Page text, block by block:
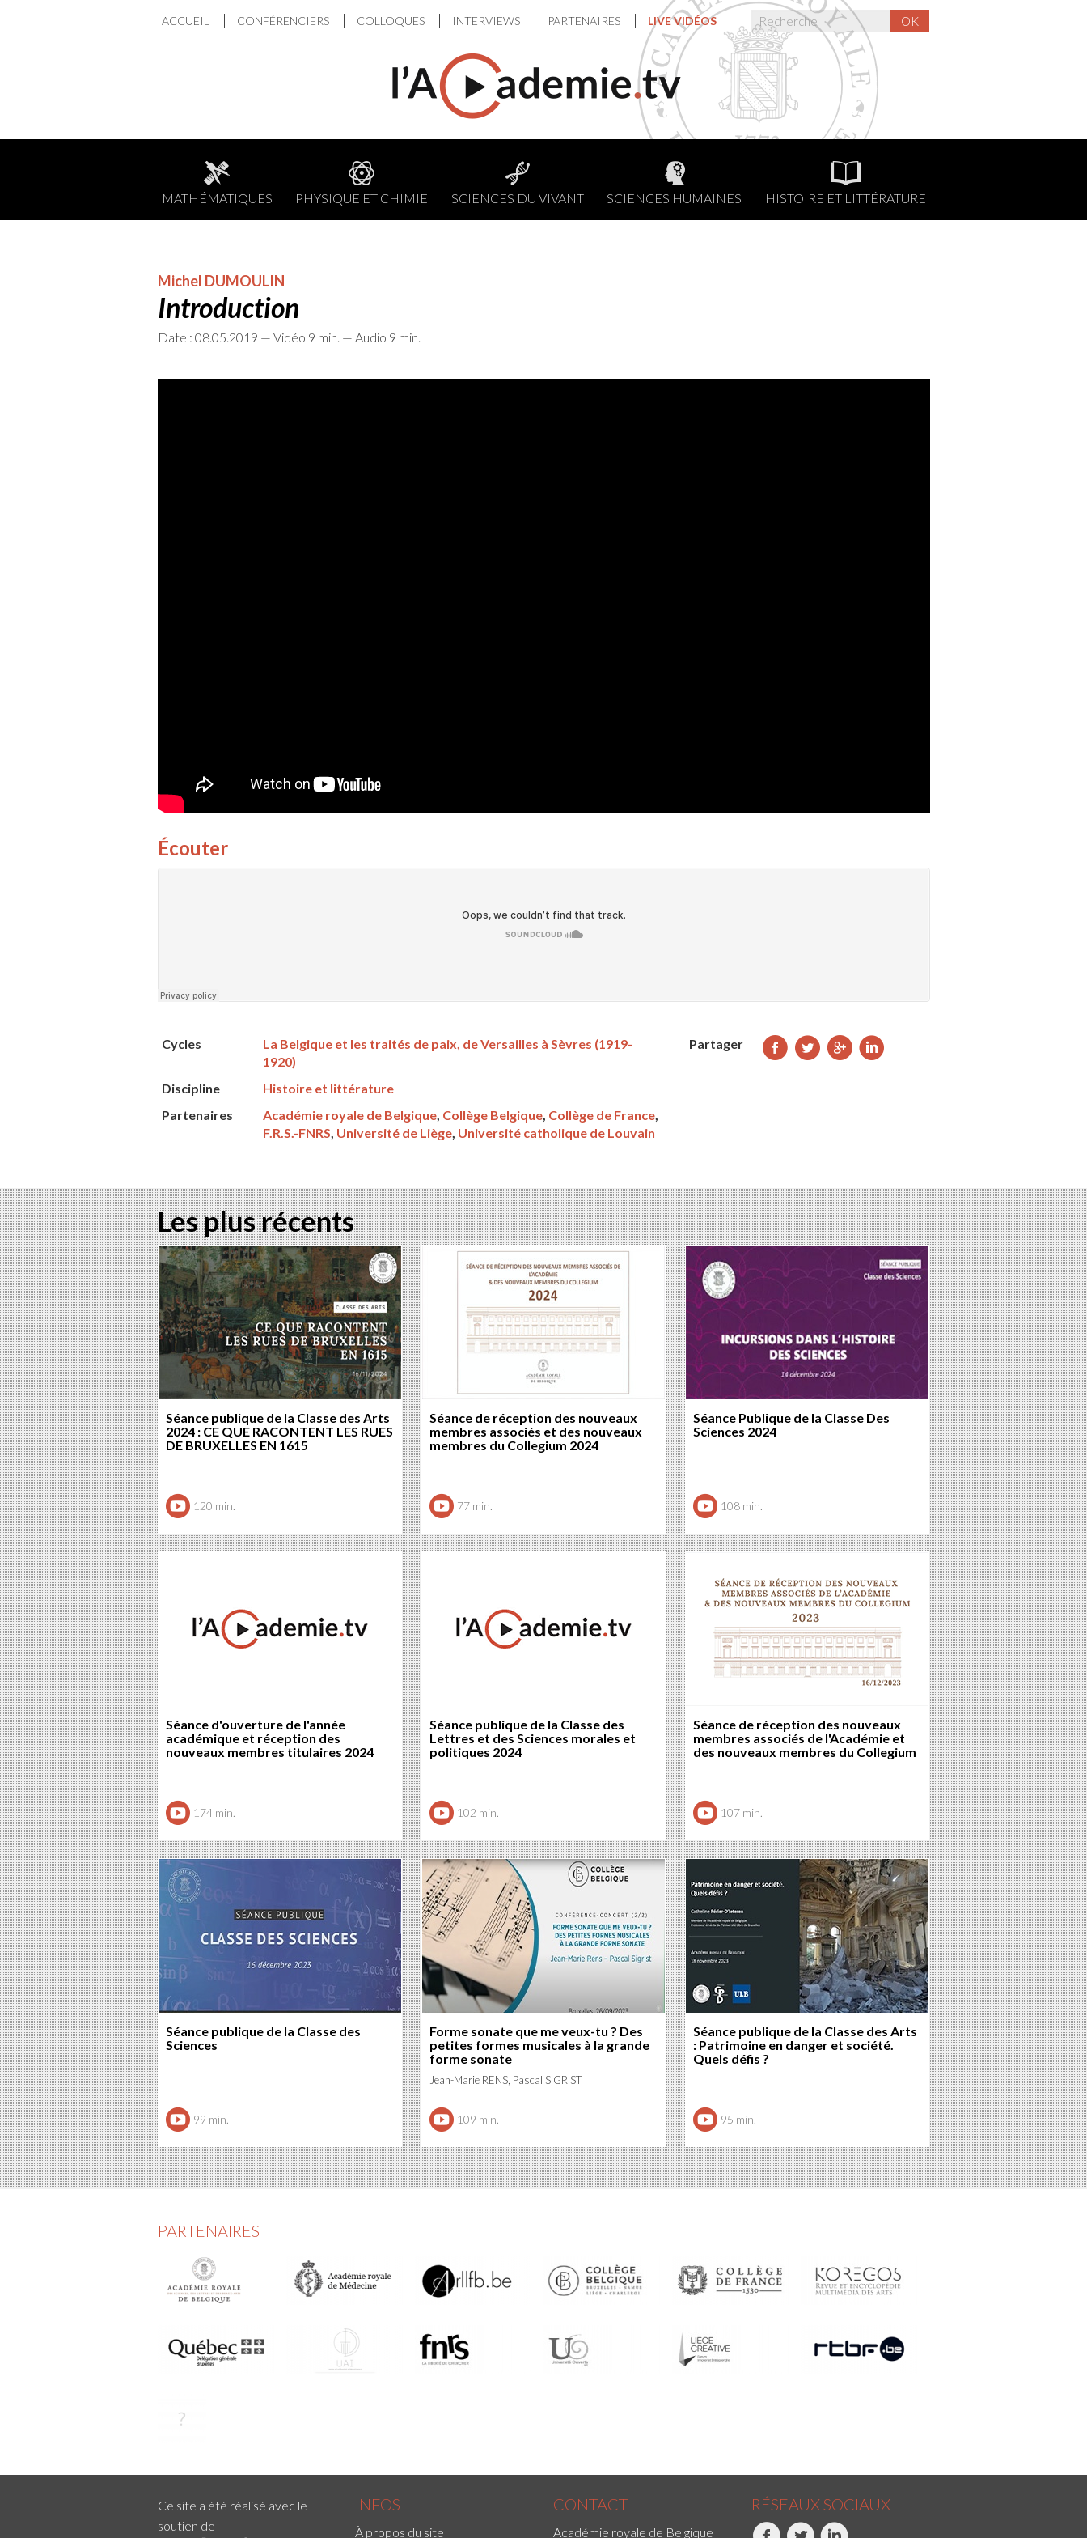
ACCUEIL CONFÉRENCIERS COLLOQUES INTERVIEWS PARTENAIRES LIVE VIDÉOS OK
MATHÉMATIQUES PHYSIQUE ET CHIMIE SCIENCES DU VIVANT SCIENCES HUMAINES HISTOIRE ET LITTÉRATURE
Michel DUMOULIN
Introduction
Date : 08.05.2019 — Vidéo 9 min. — Audio 9 min.
Écouter
Cycles
La Belgique et les traités de paix, de Versailles à Sèvres (1919-
1920)
Discipline
Histoire et littérature
Partenaires
Académie royale de Belgique, Collège Belgique, Collège de France,
F.R.S.-FNRS, Université de Liège, Université catholique de Louvain
Partager
Partager
Partager
Partager
Les plus récents
Séance publique de la Classe des Arts
2024 : CE QUE RACONTENT LES RUES
DE BRUXELLES EN 1615
120 min.
Séance de réception des nouveaux
membres associés et des nouveaux
membres du Collegium 2024
77 min.
Séance Publique de la Classe Des
Sciences 2024
108 min.
Séance d'ouverture de l'année
académique et réception des
nouveaux membres titulaires 2024
174 min.
Séance publique de la Classe des
Lettres et des Sciences morales et
politiques 2024
102 min.
Séance de réception des nouveaux
membres associés de l'Académie et
des nouveaux membres du Collegium
107 min.
Séance publique de la Classe des
Sciences
99 min.
Forme sonate que me veux-tu ? Des
petites formes musicales à la grande
forme sonate
Jean-Marie RENS, Pascal SIGRIST
109 min.
Séance publique de la Classe des Arts
: Patrimoine en danger et société.
Quels défis ?
95 min.
PARTENAIRES
Ce site a été réalisé avec le
soutien de
INFOS
À propos du site
CONTACT
Académie royale de Belgique
RÉSEAUX SOCIAUX